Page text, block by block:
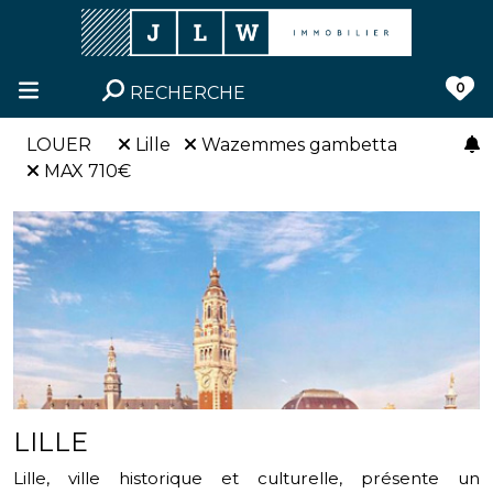
RECHERCHE 0
LOUER Lille
Wazemmes gambetta
MAX 710€
LILLE
Lille, ville historique et culturelle, présente un